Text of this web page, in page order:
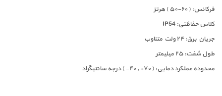
فرکانس: ( ۶۰-۵۰ ) هرتز
کلاس حفاظتی: IP54
جریان برق: ۲۴ ولت متناوب
طول شفت: ۲۵ میلیمتر
محدوده عملکرد دمایی: ( ۷۰+ , ۴۰- ) درجه سانتیگراد